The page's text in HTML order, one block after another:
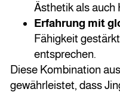
Ästhetik als auch
Erfahrung mit
Fähigkeit
entsprechen.
Diese Kombination
gewährleistet, dass